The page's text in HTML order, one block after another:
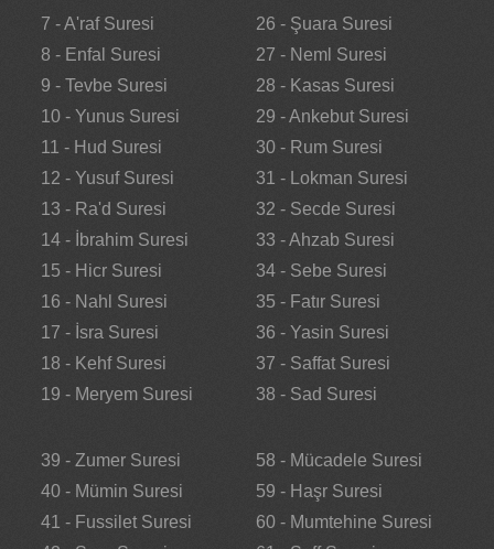
7 - A'raf Suresi
8 - Enfal Suresi
9 - Tevbe Suresi
10 - Yunus Suresi
11 - Hud Suresi
12 - Yusuf Suresi
13 - Ra'd Suresi
14 - İbrahim Suresi
15 - Hicr Suresi
16 - Nahl Suresi
17 - İsra Suresi
18 - Kehf Suresi
19 - Meryem Suresi
26 - Şuara Suresi
27 - Neml Suresi
28 - Kasas Suresi
29 - Ankebut Suresi
30 - Rum Suresi
31 - Lokman Suresi
32 - Secde Suresi
33 - Ahzab Suresi
34 - Sebe Suresi
35 - Fatır Suresi
36 - Yasin Suresi
37 - Saffat Suresi
38 - Sad Suresi
39 - Zumer Suresi
40 - Mümin Suresi
41 - Fussilet Suresi
58 - Mücadele Suresi
59 - Haşr Suresi
60 - Mumtehine Suresi